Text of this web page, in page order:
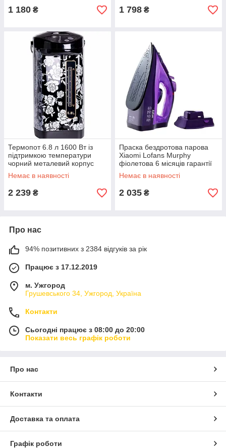
1 180 ₴ 1 798 ₴
Термопот 6.8 л 1600 Вт із
підтримкою температури
чорний металевий корпус
Sokany
Немає в наявності
2 239 ₴
Праска бездротова парова
Xiaomi Lofans Murphy
фіолетова 6 місяців гарантії
Немає в наявності
2 035 ₴
Про нас
94% позитивних з 2384 відгуків за рік
Працює з 17.12.2019
м. Ужгород
Грушевського 34, Ужгород, Україна
Контакти
Сьогодні працює з 08:00 до 20:00
Показати весь графік роботи
Про нас
Контакти
Доставка та оплата
Графік роботи